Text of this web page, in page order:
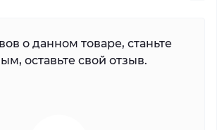
о данном товаре, станьте
оставьте свой отзыв.